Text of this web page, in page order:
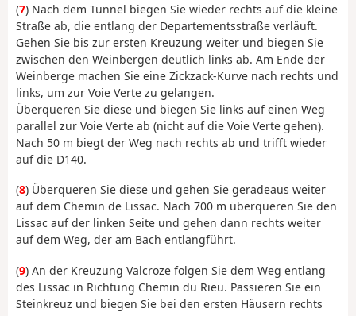
(7) Nach dem Tunnel biegen Sie wieder rechts auf die kleine
Straße ab, die entlang der Departementsstraße verläuft.
Gehen Sie bis zur ersten Kreuzung weiter und biegen Sie
zwischen den Weinbergen deutlich links ab. Am Ende der
Weinberge machen Sie eine Zickzack-Kurve nach rechts und
links, um zur Voie Verte zu gelangen.
Überqueren Sie diese und biegen Sie links auf einen Weg
parallel zur Voie Verte ab (nicht auf die Voie Verte gehen).
Nach 50 m biegt der Weg nach rechts ab und trifft wieder
auf die D140.
(8) Überqueren Sie diese und gehen Sie geradeaus weiter
auf dem Chemin de Lissac. Nach 700 m überqueren Sie den
Lissac auf der linken Seite und gehen dann rechts weiter
auf dem Weg, der am Bach entlangführt.
(9) An der Kreuzung Valcroze folgen Sie dem Weg entlang
des Lissac in Richtung Chemin du Rieu. Passieren Sie ein
Steinkreuz und biegen Sie bei den ersten Häusern rechts